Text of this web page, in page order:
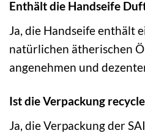
Enthält die Handseife
Ja, die Handseife enthält
natürlichen ätherischen
angenehmen und
Ist die Verpackung
Ja, die Verpackung der